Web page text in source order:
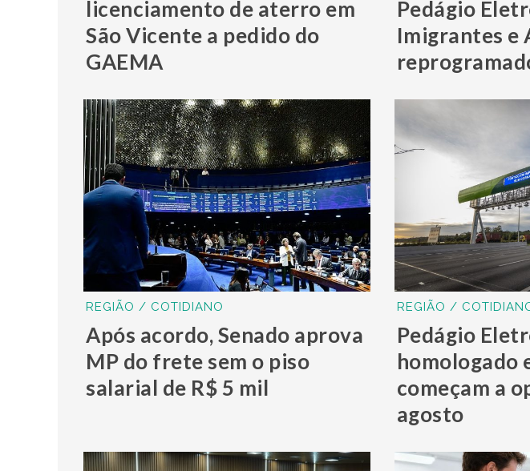
licenciamento de aterro em
São Vicente a pedido do
GAEMA
Pedágio
Imigrantes e
REGIÃO / COTIDIANO
Após acordo, Senado aprova
MP do frete sem o piso
salarial de R$ 5 mil
REGIÃO /
Pedágio
homologado
começam a
agosto